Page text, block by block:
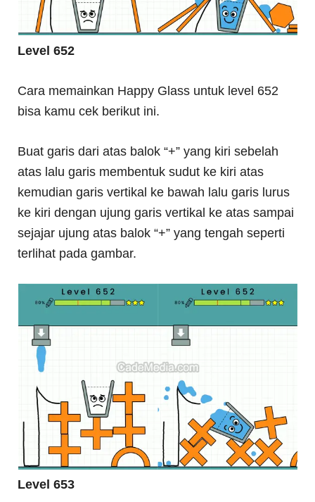
Level 652
Cara memainkan Happy Glass untuk level 652
bisa kamu cek berikut ini.
Buat garis dari atas balok “+” yang kiri sebelah
atas lalu garis membentuk sudut ke kiri atas
kemudian garis vertikal ke bawah lalu garis lurus
ke kiri dengan ujung garis vertikal ke atas sampai
sejajar ujung atas balok “+” yang tengah seperti
terlihat pada gambar.
Level 653